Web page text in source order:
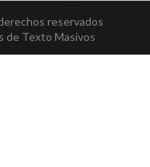
reservados
de Texto Masivos